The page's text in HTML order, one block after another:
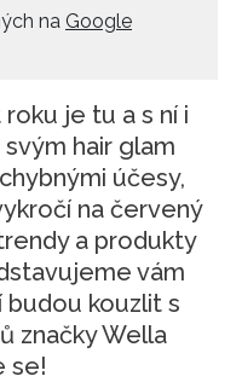
na Google
je tu a s ní i
hair glam
účesy,
na červený
a produkty
vám
kouzlit s
značky Wella
se!